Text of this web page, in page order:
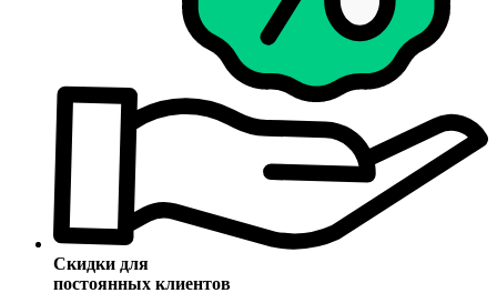
Скидки для
постоянных клиентов